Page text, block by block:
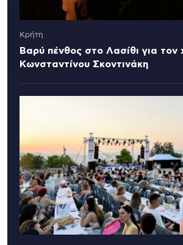
Κρήτη
Βαρύ πένθος στο Λασίθι για τον
Κωνσταντίνου Σκοντινάκη